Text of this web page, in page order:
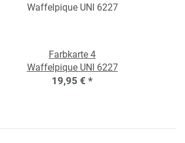
Farbkarte 4
Waffelpique UNI 6227
19,95 € *